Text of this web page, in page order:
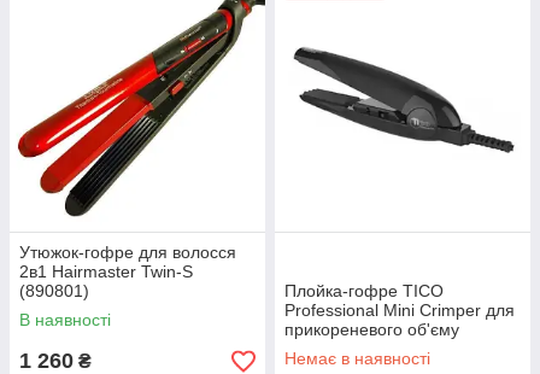
Утюжок-гофре для волосся
2в1 Hairmaster Twin-S
(890801)
В наявності
1 260 ₴
Плойка-гофре TICO
Professional Mini Crimper для
прикореневого об'єму
(100204)
Немає в наявності